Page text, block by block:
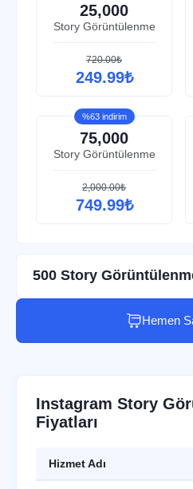
25,000
Story Görüntülenme
720.00₺
249.99₺
%63 indirim
75,000
Story Görüntülenme
2,000.00₺
749.99₺
500 Story
Hemen
Instagram Story
Fiyatları
Hizmet Adı